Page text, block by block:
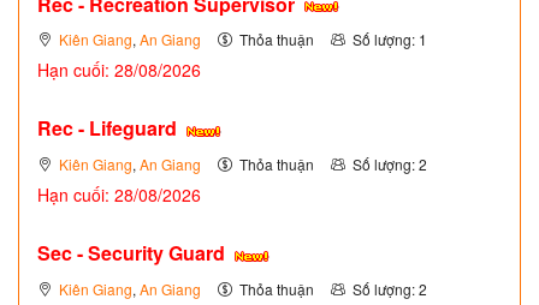
Kiên Giang, An Giang Thỏa thuận Số lượng: 1
Hạn cuối: 28/08/2026
Rec - Lifeguard
Kiên Giang, An Giang Thỏa thuận Số lượng: 2
Hạn cuối: 28/08/2026
Sec - Security Guard
Kiên Giang, An Giang Thỏa thuận Số lượng: 2